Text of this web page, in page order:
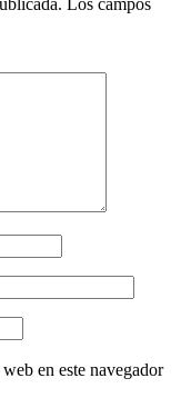
en este navegador